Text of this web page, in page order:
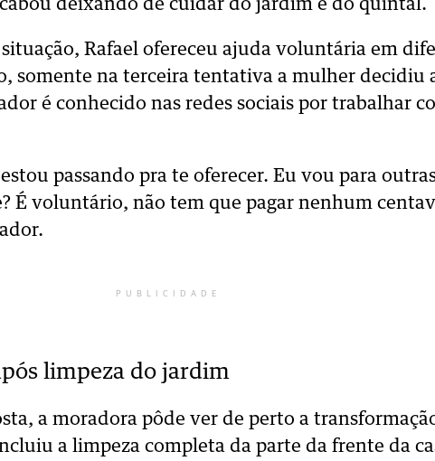
deixando de cuidar do jardim e do quintal.
Rafael ofereceu ajuda voluntária em
somente na terceira tentativa a mulher decidiu
é conhecido nas redes sociais por trabalhar
passando pra te oferecer. Eu vou para
É voluntário, não tem que pagar nenhum
PUBLICIDADE
limpeza do jardim
a moradora pôde ver de perto a
a limpeza completa da parte da frente da